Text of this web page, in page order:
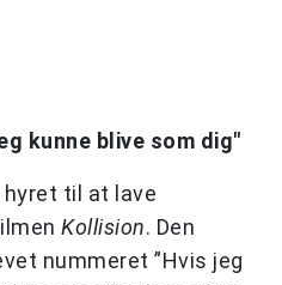
kunne blive som dig"
til at lave
Kollision. Den
nummeret ”Hvis jeg